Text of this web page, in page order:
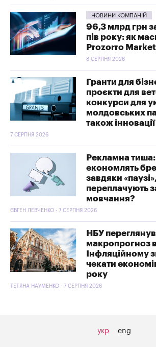
НОВИНИ КОМПАНІЙ
96,3 млрд грн
пів року: як
Prozorro Market
8 СЕРПНЯ 2026
Гранти для
проєкти для
конкурси для
молдовських
також інновації
7 СЕРПНЯ 2026
Рекламна
економлять
завдяки
переплачують
мовчання?
ЄВГЕН ЛЕВЧЕНКО - 7 СЕРПНЯ 2026
НБУ переглянув
макропрогноз в
Інфляційному
чекати
року
ТЕТЯНА НАУМЕНКО - 7 СЕРПНЯ 2026
укр eng